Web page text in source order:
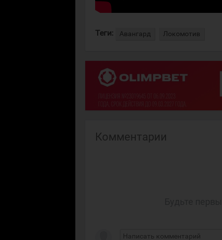
Теги: Авангард Локомотив
Комментарии